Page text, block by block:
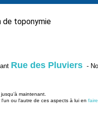
de toponymie
Rue des Pluviers -
maintenant.
ou l'autre de ces aspects à lui en